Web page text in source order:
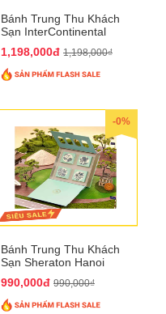
Bánh Trung Thu Khách
Sạn InterContinental
QTTT27
1,198,000đ 1,198,000₫
-0%
Bánh Trung Thu Khách
Sạn Sheraton Hanoi
990,000đ 990,000₫